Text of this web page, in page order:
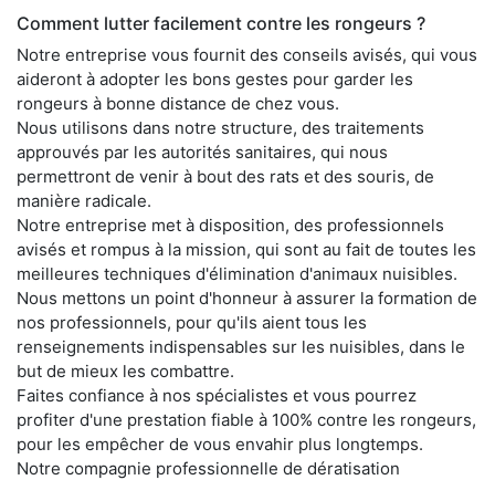
Comment lutter facilement contre les rongeurs ?
Notre entreprise vous fournit des conseils avisés, qui vous
aideront à adopter les bons gestes pour garder les
rongeurs à bonne distance de chez vous.
Nous utilisons dans notre structure, des traitements
approuvés par les autorités sanitaires, qui nous
permettront de venir à bout des rats et des souris, de
manière radicale.
Notre entreprise met à disposition, des professionnels
avisés et rompus à la mission, qui sont au fait de toutes les
meilleures techniques d'élimination d'animaux nuisibles.
Nous mettons un point d'honneur à assurer la formation de
nos professionnels, pour qu'ils aient tous les
renseignements indispensables sur les nuisibles, dans le
but de mieux les combattre.
Faites confiance à nos spécialistes et vous pourrez
profiter d'une prestation fiable à 100% contre les rongeurs,
pour les empêcher de vous envahir plus longtemps.
Notre compagnie professionnelle de dératisation